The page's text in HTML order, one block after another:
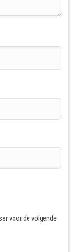
voor de volgende